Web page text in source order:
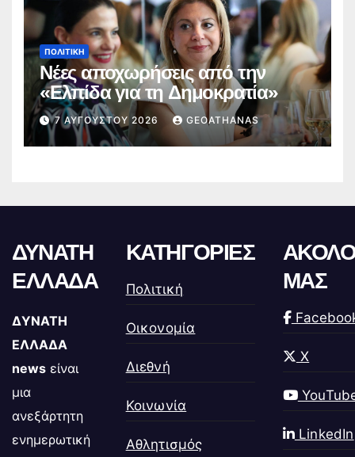
ΠΟΛΙΤΙΚΉ
Νέες αποχωρήσεις από την
«Ελπίδα για τη Δημοκρατία»
7 ΑΥΓΟΎΣΤΟΥ 2026 GEOATHANAS
ΔΥΝΑΤΗ
ΕΛΛΑΔΑ
ΔΥΝΑΤΗ
ΕΛΛΑΔΑ
news είναι
μια
ανεξάρτητη
ενημερωτική
ΚΑΤΗΓΟΡΙΕΣ
Πολιτική
Οικονομία
Διεθνή
Κοινωνία
Αθλητισμός
ΜΑΣ
X
LinkedIn